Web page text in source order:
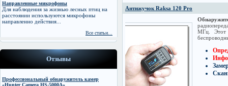
Направленные микрофоны
Для наблюдения за жизнью лесных птиц на
расстоянии используются микрофоны
направленно действия...
Все статьи...
Отзывы
Профессиональный обнаружитель камер
«Hunter Camera HS-5000A»
Антижучок Raksa 120 Pro
МГц. Этот